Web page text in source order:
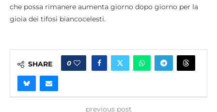
che possa rimanere aumenta giorno dopo giorno per la
gioia dei tifosi biancocelesti.
SHARE 0
previous post